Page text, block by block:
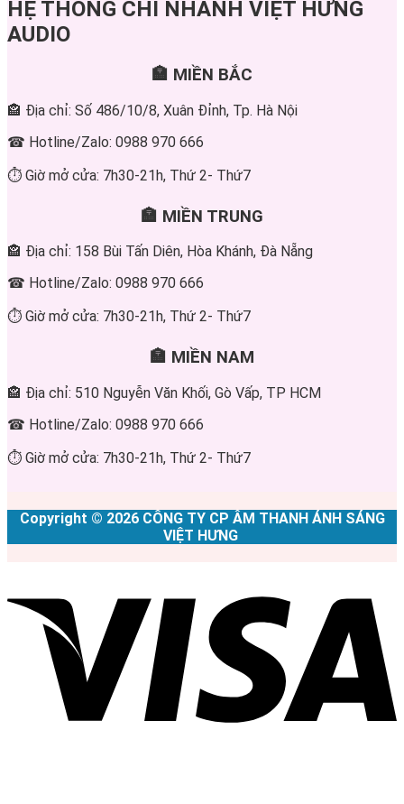
HỆ THỐNG CHI NHÁNH VIỆT HƯNG
AUDIO
🏣 MIỀN BẮC
🏤 Địa chỉ: Số 486/10/8, Xuân Đỉnh, Tp. Hà Nội
☎ Hotline/Zalo: 0988 970 666
⏱ Giờ mở cửa: 7h30-21h, Thứ 2- Thứ7
🏣 MIỀN TRUNG
🏤 Địa chỉ: 158 Bùi Tấn Diên, Hòa Khánh, Đà Nẵng
☎ Hotline/Zalo: 0988 970 666
⏱ Giờ mở cửa: 7h30-21h, Thứ 2- Thứ7
🏣 MIỀN NAM
🏤 Địa chỉ: 510 Nguyễn Văn Khối, Gò Vấp, TP HCM
☎ Hotline/Zalo: 0988 970 666
⏱ Giờ mở cửa: 7h30-21h, Thứ 2- Thứ7
Copyright © 2026 CÔNG TY CP ÂM THANH ÁNH SÁNG
VIỆT HƯNG